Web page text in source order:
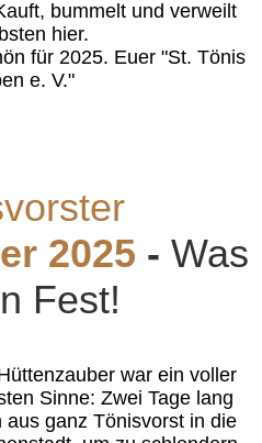
bummelt und verweilt
hier.
für 2025. Euer "St. Tönis
e. V."
2025 - Was
Fest!
war ein voller
Sinne: Zwei Tage lang
ganz Tönisvorst in die